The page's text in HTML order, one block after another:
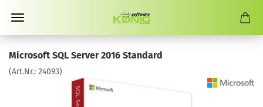
Microsoft SQL Server 2016 Standard
(Art.Nr.: 24093)